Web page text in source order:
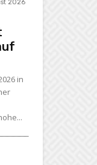
2026
in